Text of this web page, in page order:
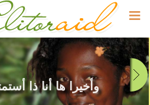
≡
وأخيرا ها أنا ذا